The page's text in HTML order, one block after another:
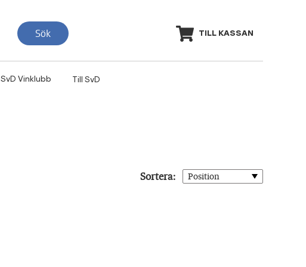
Sök TILL KASSAN
SvD Vinklubb Till SvD
Sortera: Position